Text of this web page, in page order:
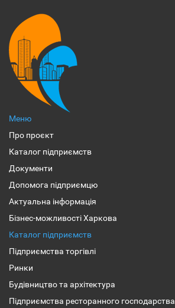
Меню
Про проєкт
Каталог підприємств
Документи
Допомога підприємцю
Актуальна інформація
Бізнес-можливості Харкова
Каталог підприємств
Підприємства торгівлі
Ринки
Будівництво та архітектура
Підприємства ресторанного господарства